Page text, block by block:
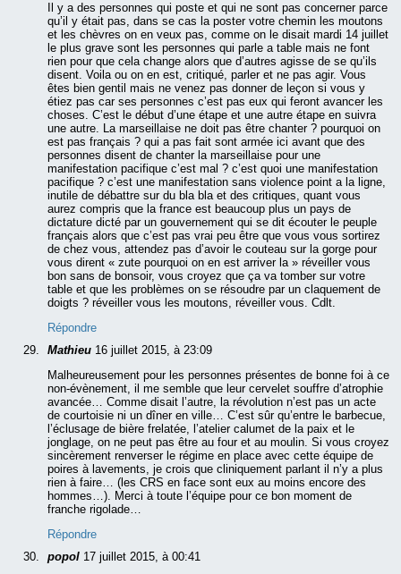
Il y a des personnes qui poste et qui ne sont pas concerner parce
qu’il y était pas, dans se cas la poster votre chemin les moutons
et les chèvres on en veux pas, comme on le disait mardi 14 juillet
le plus grave sont les personnes qui parle a table mais ne font
rien pour que cela change alors que d’autres agisse de se qu’ils
disent. Voila ou on en est, critiqué, parler et ne pas agir. Vous
êtes bien gentil mais ne venez pas donner de leçon si vous y
étiez pas car ses personnes c’est pas eux qui feront avancer les
choses. C’est le début d’une étape et une autre étape en suivra
une autre. La marseillaise ne doit pas être chanter ? pourquoi on
est pas français ? qui a pas fait sont armée ici avant que des
personnes disent de chanter la marseillaise pour une
manifestation pacifique c’est mal ? c’est quoi une manifestation
pacifique ? c’est une manifestation sans violence point a la ligne,
inutile de débattre sur du bla bla et des critiques, quant vous
aurez compris que la france est beaucoup plus un pays de
dictature dicté par un gouvernement qui se dit écouter le peuple
français alors que c’est pas vrai peu être que vous vous sortirez
de chez vous, attendez pas d’avoir le couteau sur la gorge pour
vous dirent « zute pourquoi on en est arriver la » réveiller vous
bon sans de bonsoir, vous croyez que ça va tomber sur votre
table et que les problèmes on se résoudre par un claquement de
doigts ? réveiller vous les moutons, réveiller vous. Cdlt.
Répondre
Mathieu 16 juillet 2015, à 23:09
Malheureusement pour les personnes présentes de bonne foi à ce
non-évènement, il me semble que leur cervelet souffre d’atrophie
avancée… Comme disait l’autre, la révolution n’est pas un acte
de courtoisie ni un dîner en ville… C’est sûr qu’entre le barbecue,
l’éclusage de bière frelatée, l’atelier calumet de la paix et le
jonglage, on ne peut pas être au four et au moulin. Si vous croyez
sincèrement renverser le régime en place avec cette équipe de
poires à lavements, je crois que cliniquement parlant il n’y a plus
rien à faire… (les CRS en face sont eux au moins encore des
hommes…). Merci à toute l’équipe pour ce bon moment de
franche rigolade…
Répondre
popol 17 juillet 2015, à 00:41